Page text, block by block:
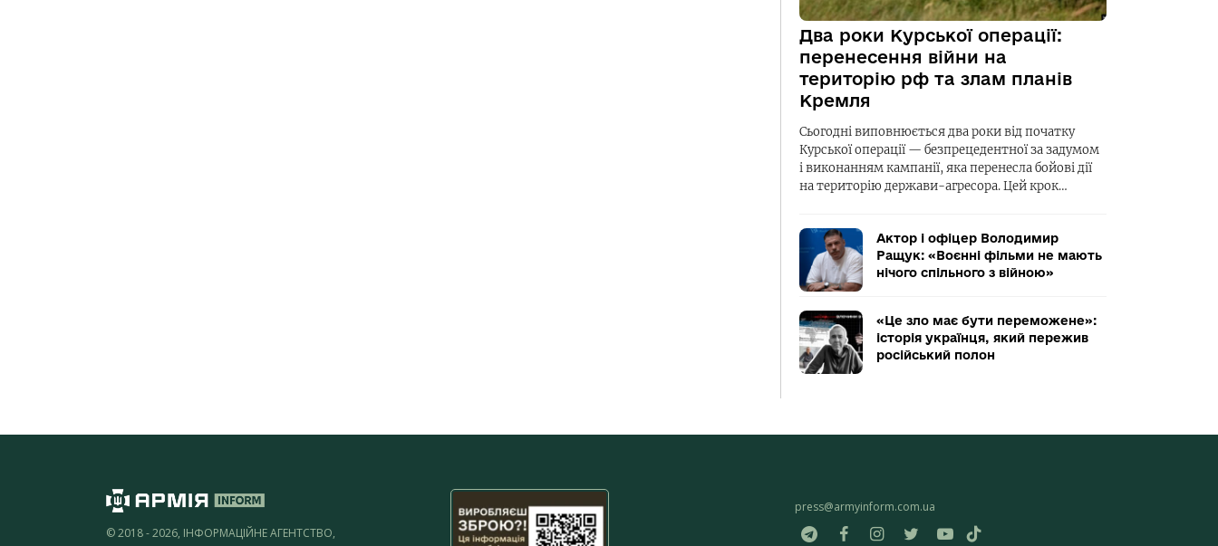
Два роки Курської операції:
перенесення війни на
територію рф та злам планів
Кремля
Сьогодні виповнюється два роки від початку
Курської операції — безпрецедентної за задумом
і виконанням кампанії, яка перенесла бойові дії
на територію держави-агресора. Цей крок…
Актор і офіцер Володимир
Ращук: «Воєнні фільми не мають
нічого спільного з війною»
«Це зло має бути переможене»:
історія українця, який пережив
російський полон
© 2018 - 2026, ІНФОРМАЦІЙНЕ АГЕНТСТВО,
press@armyinform.com.ua